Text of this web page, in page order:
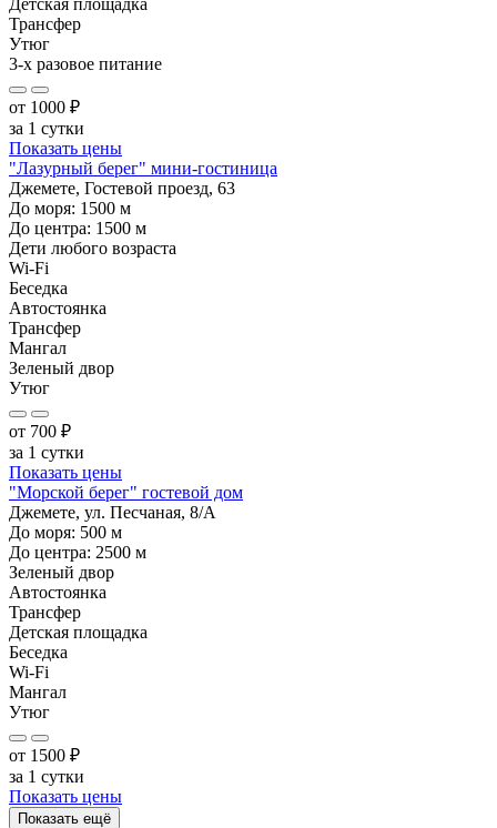
Трансфер
Утюг
3-х разовое питание
от 1000 ₽
за 1 сутки
Показать цены
"Лазурный берег" мини-гостиница
Джемете, Гостевой проезд, 63
До моря: 1500 м
До центра: 1500 м
Дети любого возраста
Wi-Fi
Беседка
Автостоянка
Трансфер
Мангал
Зеленый двор
Утюг
от 700 ₽
за 1 сутки
Показать цены
"Морской берег" гостевой дом
Джемете, ул. Песчаная, 8/А
До моря: 500 м
До центра: 2500 м
Зеленый двор
Автостоянка
Трансфер
Детская площадка
Беседка
Wi-Fi
Мангал
Утюг
от 1500 ₽
за 1 сутки
Показать цены
Показать ещё